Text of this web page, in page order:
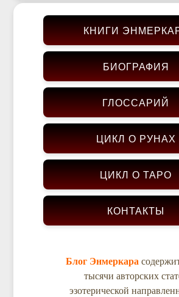
КНИГИ
БИОГРАФИЯ
ГЛОССАРИЙ
ЦИКЛ О РУНАХ
ЦИКЛ О ТАРО
КОНТАКТЫ
Блог Энмеркара
тысячи авторских
эзотерической